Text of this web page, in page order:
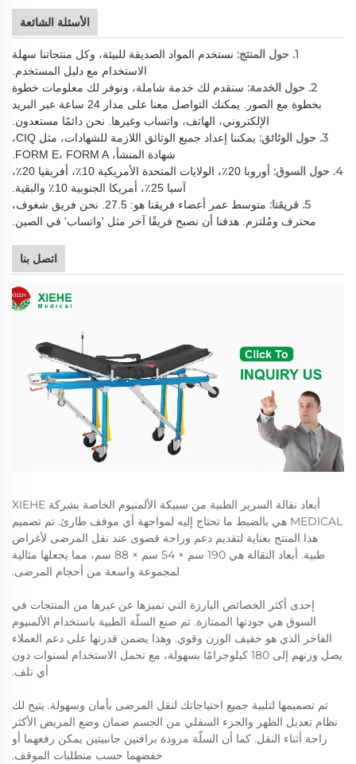
الأسئلة الشائعة
1. حول المنتج:
نستخدم المواد الصديقة للبيئة، وكل منتجاتنا سهلة
الاستخدام مع دليل المستخدم.
2. حول الخدمة:
سنقدم لك خدمة شاملة، ونوفر لك معلومات خطوة
بخطوة مع الصور. يمكنك التواصل معنا على مدار 24 ساعة عبر البريد
الإلكتروني، الهاتف، واتساب وغيرها. نحن دائمًا مستعدون.
3. حول الوثائق:
يمكننا إعداد جميع الوثائق اللازمة للشهادات، مثل CIQ،
شهادة المنشأ، FORM E، FORM A.
4. حول السوق:
أوروبا 20٪، الولايات المتحدة الأمريكية 10٪، أفريقيا 20٪،
آسيا 25٪، أمريكا الجنوبية 10٪ والبقية.
5. فريقنا:
متوسط عمر أعضاء فريقنا هو: 27.5. نحن فريق شغوف،
محترف ومُلتزم. هدفنا أن نصبح فريقًا آخر مثل 'واتساب' في الصين.
اتصل بنا
أبعاد نقالة السرير الطبية من سبيكة الألمنيوم الخاصة بشركة XIEHE
MEDICAL هي بالضبط ما تحتاج إليه لمواجهة أي موقف طارئ. تم تصميم
هذا المنتج بعناية لتقديم دعم وراحة قصوى عند نقل المرضى لأغراض
طبية. أبعاد النقالة هي 190 سم × 54 سم × 88 سم، مما يجعلها مثالية
لمجموعة واسعة من أحجام المرضى.
إحدى أكثر الخصائص البارزة التي تميزها عن غيرها من المنتجات في
السوق هي جودتها الممتازة. تم صنع السلّة الطبية باستخدام الألمنيوم
الفاخر الذي هو خفيف الوزن وقوي. وهذا يضمن قدرتها على دعم العملاء
يصل وزنهم إلى 180 كيلوجرامًا بسهولة، مع تحمل الاستخدام لسنوات دون
أي تلف.
تم تصميمها لتلبية جميع احتياجاتك لنقل المرضى بأمان وسهولة. يتيح لك
نظام تعديل الظهر والجزء السفلي من الجسم ضمان وضع المريض الأكثر
راحة أثناء النقل. كما أن السلّة مزودة برافتين جانبيتين يمكن رفعهما أو
خفضهما حسب متطلبات الموقف.